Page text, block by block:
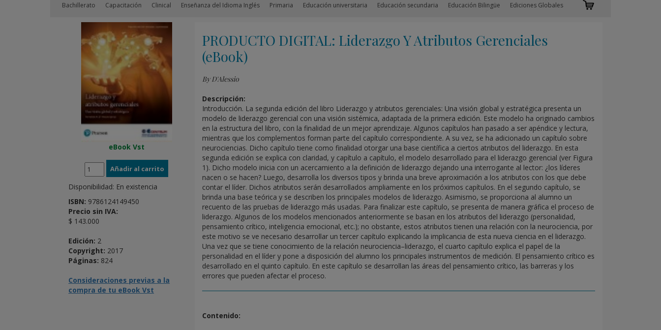
Bachillerato Capacitación Clinical Enseñanza del Idioma Inglés Primaria Educación universitaria Educación secundaria Educación Bilingüe Ediciones Globales
eBook Vst
Disponibilidad: En existencia
ISBN: 9786124149450
Precio sin IVA:
$ 143.000
Edición: 2
Copyright: 2017
Páginas: 824
Consideraciones previas a la
compra de tu eBook Vst
PRODUCTO DIGITAL: Liderazgo Y Atributos Gerenciales
(eBook)
By D'Alessio
Descripción:
Introducción. La segunda edición del libro Liderazgo y atributos gerenciales: Una visión global y estratégica presenta un
modelo de liderazgo gerencial con una visión sistémica, adaptada de la primera edición. Este modelo ha originado cambios
en la estructura del libro, con la finalidad de un mejor aprendizaje. Algunos capítulos han pasado a ser apéndice y lectura,
mientras que los complementos forman parte del capítulo correspondiente. A su vez, se ha adicionado un capítulo sobre
neurociencias. Dicho capítulo tiene como finalidad otorgar una base científica a ciertos atributos del liderazgo. En esta
segunda edición se explica con claridad, y capítulo a capítulo, el modelo desarrollado para el liderazgo gerencial (ver Figura
1). Dicho modelo inicia con un acercamiento a la definición de liderazgo dejando una interrogante al lector: ¿los líderes
nacen o se hacen? Luego, desarrolla los diversos tipos y brinda una breve aproximación a los atributos con los que debe
contar el líder. Dichos atributos serán desarrollados ampliamente en los próximos capítulos. En el segundo capítulo, se
brinda una base teórica y se describen los principales modelos de liderazgo. Asimismo, se proporciona al alumno un
recuento de las pruebas de liderazgo más usadas. Para finalizar este capítulo, se presenta de manera gráfica el proceso de
liderazgo. Algunos de los modelos mencionados anteriormente se basan en los atributos del liderazgo (personalidad,
pensamiento crítico, inteligencia emocional, etc.); no obstante, estos atributos tienen una relación con la neurociencia, por
este motivo se ve necesario desarrollar un tercer capítulo explicando la implicancia de esta nueva ciencia en el liderazgo.
Una vez que se tiene conocimiento de la relación neurociencia–liderazgo, el cuarto capítulo explica el papel de la
personalidad en el líder y pone a disposición del alumno los principales instrumentos de medición. El pensamiento crítico es
desarrollado en el quinto capítulo. En este capítulo se desarrollan las áreas del pensamiento crítico, las barreras y los
errores que pueden afectar el proceso.
Contenido: